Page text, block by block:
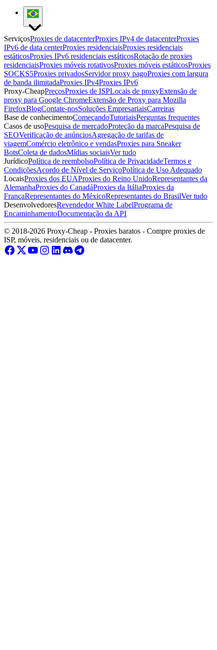
ServiçosProxies de datacenterProxies IPv4 de datacenterProxies
IPv6 de data centerProxies residenciaisProxies residenciais
estáticosProxies IPv6 residenciais estáticosRotação de proxies
residenciaisProxies móveis rotativosProxies móveis estáticosProxies
SOCKS5Proxies privadosServidor proxy pagoProxies com largura
de banda ilimitadaProxies IPv4Proxies IPv6
Proxy-CheapPreçosProxies de ISPLocais de proxyExtensão de
proxy para Google ChromeExtensão de Proxy para Mozilla
FirefoxBlogContate-nosSoluções EmpresariaisCarreiras
Base de conhecimentoComeçandoTutoriaisPerguntas frequentes
Casos de usoPesquisa de mercadoProteção da marcaPesquisa de
SEOVerificação de anúnciosAgregação de tarifas de
viagemComércio eletrônico e vendasProxies para Sneaker
BotsColeta de dadosMídias sociaisVer tudo
JurídicoPolítica de reembolsoPolítica de PrivacidadeTermos e
CondiçõesAcordo de Nível de ServiçoPolítica de Uso Adequado
LocaisProxies dos EUAProxies do Reino UnidoRepresentantes da
AlemanhaProxies do CanadáProxies da ItáliaProxies da
FrançaRepresentantes do MéxicoRepresentantes do BrasilVer tudo
DesenvolvedoresRevendedor White LabelPrograma de
EncaminhamentoDocumentação da API
© 2018-2026 Proxy-Cheap - Proxies baratos - Compre proxies de
ISP, móveis, residenciais ou de datacenter.